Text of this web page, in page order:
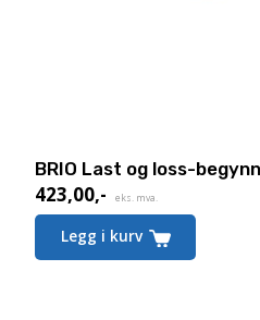
BRIO Last og loss-
423,00,-
Nåværende
pris
eks. mva.
Legg i kurv